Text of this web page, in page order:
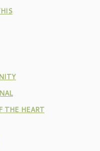
THE HEART